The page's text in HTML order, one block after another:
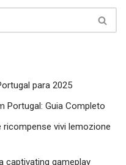
para 2025
Portugal: Guia Completo
vivi lemozione
captivating gameplay